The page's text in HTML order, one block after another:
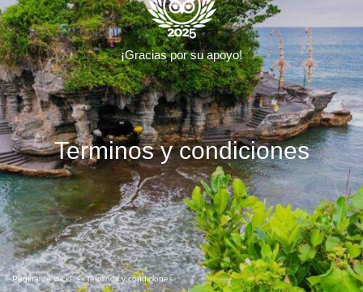
Terminos y condiciones
Página de inicio Terminos y condiciones
¡Gracias por su apoyo!